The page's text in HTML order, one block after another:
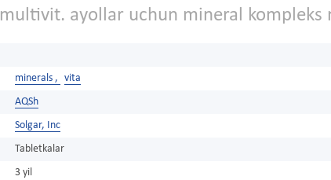
multivit. ayollar uchun mineral kompleks
minerals , vita
AQSh
Solgar, Inc
Tabletkalar
3 yil